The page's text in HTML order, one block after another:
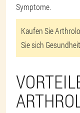
Symptome.
Kaufen Sie
Sie sich